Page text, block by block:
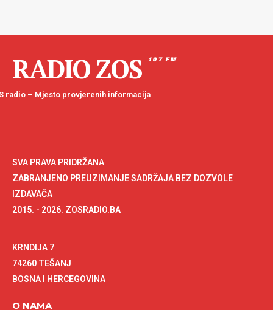
RADIO ZOS 107 FM
radio – Mjesto provjerenih informacija
SVA PRAVA PRIDRŽANA
ZABRANJENO PREUZIMANJE SADRŽAJA BEZ DOZVOLE
IZDAVAČA
2015. - 2026. ZOSRADIO.BA
KRNDIJA 7
74260 TEŠANJ
BOSNA I HERCEGOVINA
O NAMA